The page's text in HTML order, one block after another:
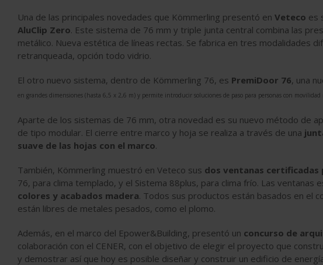
Una de las principales novedades que Kömmerling presentó en Veteco es
AluClip Zero. Este sistema de 76 mm y triple junta central combina las
metálico. Nueva estética de líneas rectas. Se fabrica en tres modalidades
retranqueada, opción todo vidrio.
El otro nuevo sistema, dentro de Kömmerling 76, es PremiDoor 76, una
en grandes dimensiones (hasta 6,5 x 2,6 m) y permite introducir soluciones de paso para personas con movilidad
Aparte de los sistemas de 76 mm, otra novedad es su nuevo método de
de tipo modular. El cierre entre marco y hoja se realiza a través de una
suave de las hojas con el marco.
También, Kömmerling muestró en Veteco sus dos ventanas
76, para clima templado, y el Sistema 88plus, para clima frío. Las ventanas
colores y acabados madera. Todos sus productos están basados en el
están libres de metales pesados, como el plomo.
Además, en el marco del Epower&Building, presentó un concurso de
colaboración con el CENER, con el objetivo de elegir el proyecto que
y demostrar así que hoy es posible diseñar y construir un edificio de